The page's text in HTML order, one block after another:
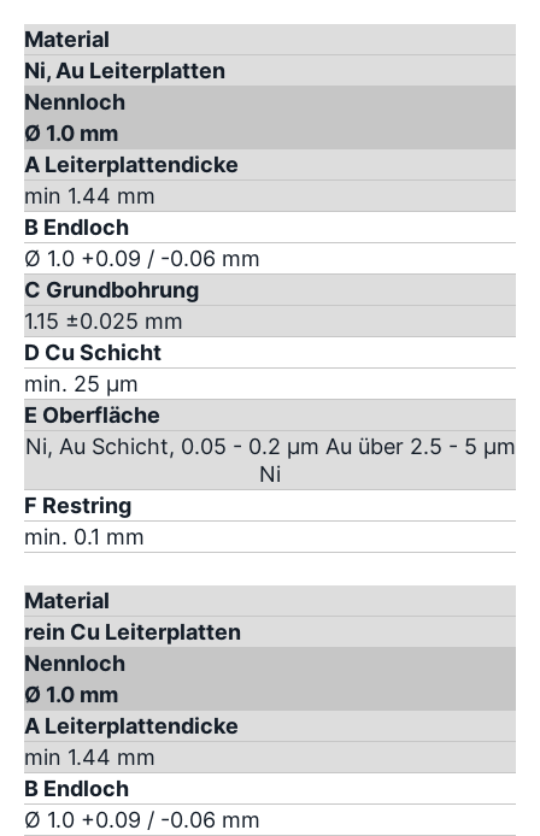
Material
Ni, Au Leiterplatten
Nennloch
Ø 1.0 mm
A Leiterplattendicke
min 1.44 mm
B Endloch
Ø 1.0 +0.09 / -0.06 mm
C Grundbohrung
1.15 ±0.025 mm
D Cu Schicht
min. 25 µm
E Oberfläche
Ni, Au Schicht, 0.05 - 0.2 µm Au über 2.5 - 5 µm
Ni
F Restring
min. 0.1 mm
Material
rein Cu Leiterplatten
Nennloch
Ø 1.0 mm
A Leiterplattendicke
min 1.44 mm
B Endloch
Ø 1.0 +0.09 / -0.06 mm